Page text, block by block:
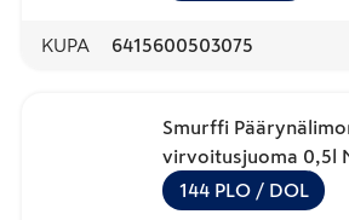
KUPA 6415600503075
Smurffi
virvoitusjuoma 0,5l
144 PLO / DOL